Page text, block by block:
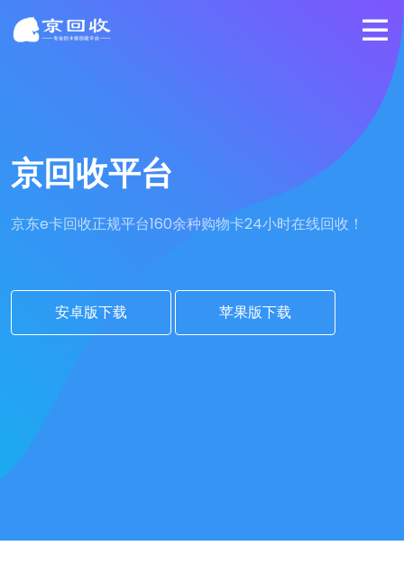
京回收平台
京东e卡回收正规平台160余种购物卡24小时在线回收！
安卓版下载 苹果版下载